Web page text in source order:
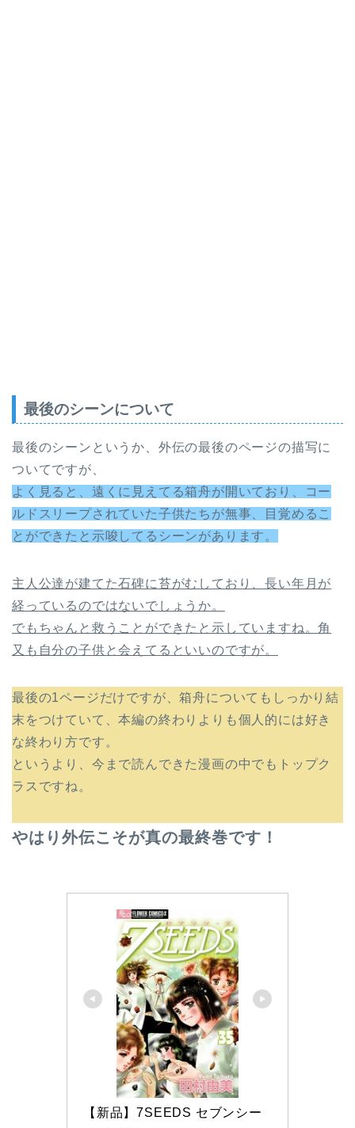
最後のシーンについて
最後のシーンというか、外伝の最後のページの描写に
ついてですが、
よく見ると、遠くに見えてる箱舟が開いており、コー
ルドスリープされていた子供たちが無事、目覚めるこ
とができたと示唆してるシーンがあります。
主人公達が建てた石碑に苔がむしており、長い年月が
経っているのではないでしょうか。
でもちゃんと救うことができたと示していますね。角
又も自分の子供と会えてるといいのですが。
最後の1ページだけですが、箱舟についてもしっかり結
末をつけていて、本編の終わりよりも個人的には好き
な終わり方です。
というより、今まで読んできた漫画の中でもトップク
ラスですね。
やはり外伝こそが真の最終巻です！
【新品】7SEEDS セブンシー